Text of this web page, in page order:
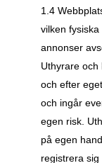
1.4
vilken
annonser
Uthyrare och
och efter
och ingår
egen risk.
på egen
registrera